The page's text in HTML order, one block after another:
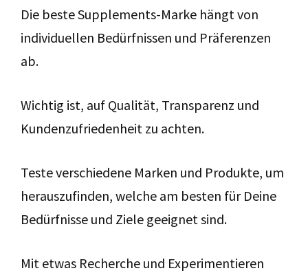
Die beste Supplements-Marke hängt von
individuellen Bedürfnissen und Präferenzen
ab.
Wichtig ist, auf Qualität, Transparenz und
Kundenzufriedenheit zu achten.
Teste verschiedene Marken und Produkte, um
herauszufinden, welche am besten für Deine
Bedürfnisse und Ziele geeignet sind.
Mit etwas Recherche und Experimentieren